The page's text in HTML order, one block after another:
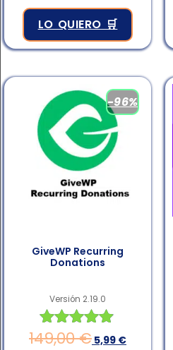
LO QUIERO 🛒
-96%
GiveWP Recurring
Donations
Versión 2.19.0
Valorado en
149,00€ 5,99 €